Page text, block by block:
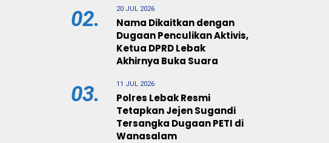
02. 20 JUL 2026
Nama Dikaitkan dengan
Dugaan Penculikan Aktivis,
Ketua DPRD Lebak
Akhirnya Buka Suara
03. 11 JUL 2026
Polres Lebak Resmi
Tetapkan Jejen Sugandi
Tersangka Dugaan PETI di
Wanasalam